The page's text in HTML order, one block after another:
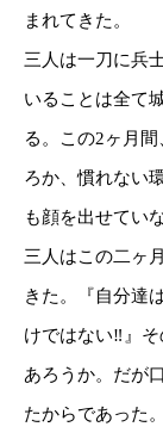
まれてきた。
三人は一刀に兵
いることは全て
る。この2ヶ月
ろか、慣れない
も顔を出せてい
三人はこの二ヶ
きた。『自分達
けではない‼』
あろうか。だが
たからであった